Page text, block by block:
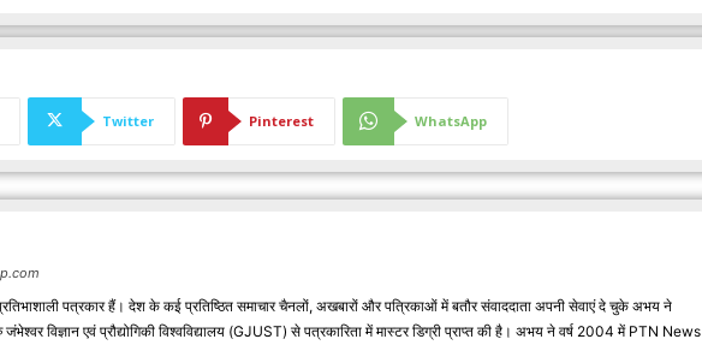
Twitter Pinterest WhatsApp
पत्रकार हैं। देश के कई प्रतिष्ठित समाचार चैनलों, अखबारों और पत्रिकाओं में बतौर संवाददाता अपनी सेवाएं दे चुके अभय ने
जंभेश्वर विज्ञान एवं प्रौद्योगिकी विश्वविद्यालय (GJUST) से पत्रकारिता में मास्टर डिग्री प्राप्त की है। अभय ने वर्ष 2004 में PTN News